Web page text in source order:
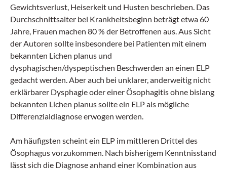
Gewichtsverlust, Heiserkeit und Husten beschrieben. Das
Durchschnittsalter bei Krankheitsbeginn beträgt etwa 60
Jahre, Frauen machen 80 % der Betroffenen aus. Aus Sicht
der Autoren sollte insbesondere bei Patienten mit einem
bekannten Lichen planus und
dysphagischen/dyspeptischen Beschwerden an einen ELP
gedacht werden. Aber auch bei unklarer, anderweitig nicht
erklärbarer Dysphagie oder einer Ösophagitis ohne bislang
bekannten Lichen planus sollte ein ELP als mögliche
Differenzialdiagnose erwogen werden.
Am häufigsten scheint ein ELP im mittleren Drittel des
Ösophagus vorzukommen. Nach bisherigem Kenntnisstand
lässt sich die Diagnose anhand einer Kombination aus